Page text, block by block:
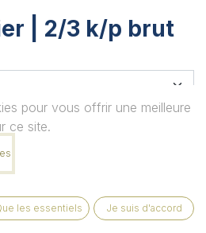
| 2/3 k/p brut
pour vous offrir une meilleure
ce site.
les essentiels Je suis d'accord